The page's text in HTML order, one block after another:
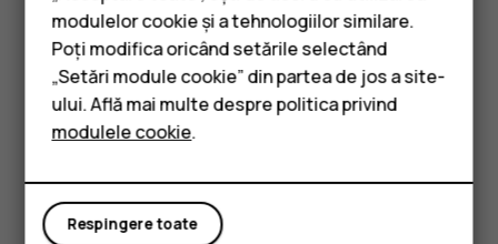
Telefoane clasice
Accesorii
Tablete
Dacă telefonul dvs. anterior era Android, iar copierea de
rezervă în contul Google este activată, vă puteți restaura
setările pentru aplicații și parolele Wi-Fi.
AtingețiSetări>Sistem>Backup.
ComutațiBackup în Google Drive
modulelor cookie și a tehnologiilor similare.
Poți modifica oricând setările selectând
„Setări module cookie” din partea de jos a site-
ului. Află mai multe despre politica privind
modulele cookie.
Respingere toate